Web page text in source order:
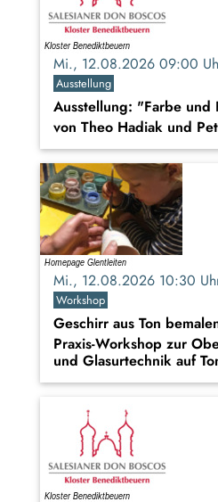
Mi., 12.08.2026 09:00
Ausstellung
Ausstellung: "Farbe und
von Theo Hadiak und
Mi., 12.08.2026 10:30
Workshop
Geschirr aus Ton
Praxis-Workshop zur
und Glasurtechnik auf